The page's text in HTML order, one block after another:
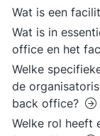
Wat is een
Wat is in
office en het
Welke
de
back office?
Welke rol heeft